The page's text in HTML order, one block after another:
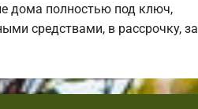
дома полностью под ключ,
средствами, в рассрочку, за